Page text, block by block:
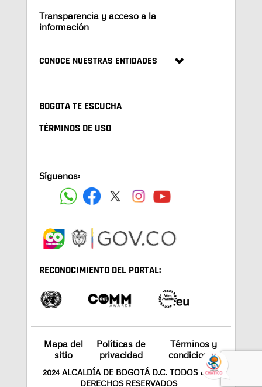
Transparencia y acceso a la
información
CONOCE NUESTRAS ENTIDADES
BOGOTA TE ESCUCHA
TÉRMINOS DE USO
Síguenos:
RECONOCIMIENTO DEL PORTAL:
Mapa del
sitio
Políticas de
privacidad
Términos y
condiciones
2024 ALCALDÍA DE BOGOTÁ D.C. TODOS LOS
DERECHOS RESERVADOS